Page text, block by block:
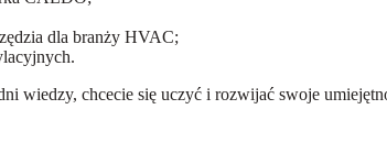
dla branży HVAC;
wiedzy, chcecie się uczyć i rozwijać swoje